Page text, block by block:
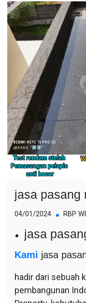
jasa pasang
04/01/2024 RBP
jasa
Kami jasa
hadir dari sebuah
pembangunan